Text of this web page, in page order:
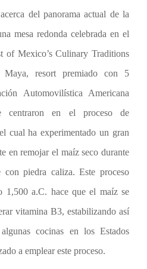
del panorama actual de la
mesa redonda celebrada en el
of Mexico’s Culinary Traditions
resort premiado con 5
Automovilística Americana
centraron en el proceso de
cual ha experimentado un gran
en remojar el maíz seco durante
piedra caliza. Este proceso
1,500 a.C. hace que el maíz se
vitamina B3, estabilizando así
cocinas en los Estados
a emplear este proceso.